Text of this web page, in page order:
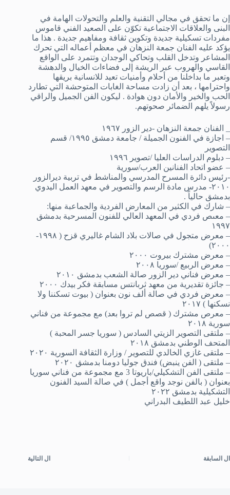
إن ما تحقق في مجالي التقنية والعلم والتحولات الهامة في
البنى والعلاقات الاجتماعية تكوّن على الصعيد الفني قاموس
مفردات تسكيلية جديدة وتكوين ثقافة ومفاهيم جديدة . هذا ما
يؤكد عليه الفنان جمعة النزهان في معظم أعماله التي تحرك
المشاعر وتدخل القلب وتحاكي الوجدان وتتمرد على الواقع
القاسي والهروب عبر الريشة إلى فضاءات الخيال والدهشة
وتعبر ما بداخلنا من أحلام وأمنيات تعيد للانسانية بريقها
واحترامها ، بعد أن زادت مساحة الغابات المتوحشة التي تطارد
الحب والخير والأمان دون هوادة . ليكون الفن الجميل والراقي
رسولاً يلهم الضمائر صحوتهم.
_ الفنان جمعة النزهان -دير الزور ١٩٦٧
– اجازة في الفنون الجميلة / جامعة دمشق ١٩٩٥/ قسم
التصوير
– دبلوم الدراسات العليا /تصوير ١٩٩٦
– عضو اتحاد الفنانين العرب/سورية
-رئيس دائرة المسرح المدرسي والمناشط في تربية ديرالزور
٢٠١٠- مدرس مادة الرسم والتصوير في معهد العمل اليدوي
بدمشق حالياً .
– شارك في الكثير من المعارض الفردية والجماعبة منها:
– معىص فردي في المعهد العالي للفنون المسرحية بدمشق
١٩٩٧
– معرض متجول في صالات بلاد الشام غاليري قزح ( ١٩٩٨-
٢٠٠٠)
– معرض مشترك بيروت ٢٠٠٠
– معرض الربيع /سوريا ٢٠٠٨
– معرض فناني دير الزور صالة الشعب بدمشق ٢٠١٠
– جائزة تقديرية من معهد ثربانتس مسابقة فكر بيدك ٢٠٠٠
– معرض فردي في صالة ألف نون بعنوان ( بيوت تسكننا ولا
نسكنها ) ٢٠١٧
– معرص مشترك ( قصص لم تروا بعد) مع مجموعة من فناني
سورية ٢٠١٨
– ملتقى التصوير الزيتي السادس ( سوريا جسر المحبة )
المتحف الوطني بدمشق ٢٠١٨
– ملتقى غازي الخالدي للتصوير / وزارة الثقافة السورية ٢٠٢٠
– ملتقى ( الفن ينبض) فندق جوليا دومنا بدمشق ٢٠٢٠
– ملتقى الفن التشكيلي/باريوتا 3 مع مجموعة من فناني سوريا
بعنوان ( بالفن نوجد واقع أجمل ) في صالة السيد الفنون
التشكيلية بدمشق ٢٠٢٢
خليل عبد اللطيف البدراني
ال السابقة ال التالية